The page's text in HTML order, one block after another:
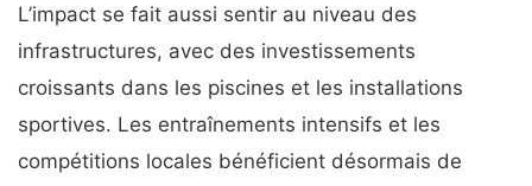
L’impact se fait aussi sentir au niveau des
infrastructures, avec des investissements
croissants dans les piscines et les installations
sportives. Les entraînements intensifs et les
compétitions locales bénéficient désormais de